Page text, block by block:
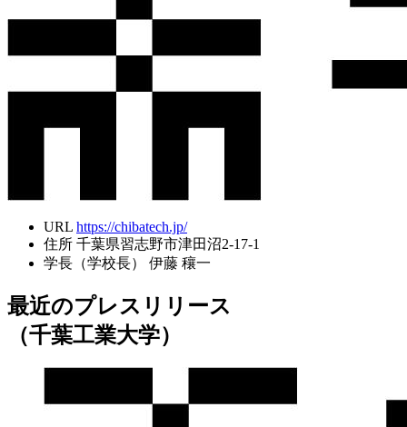
URL https://chibatech.jp/
住所 千葉県習志野市津田沼2-17-1
学長（学校長）
伊藤 穰一
最近のプレスリリース
（千葉工業大学）